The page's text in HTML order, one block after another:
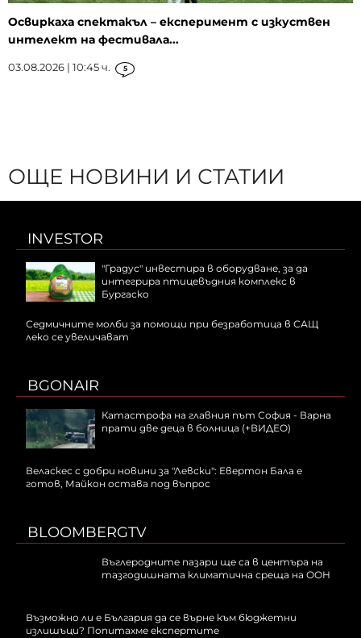
Освиркаха спектакъл – експеримент с изкуствен
интелект на фестивала...
03.08.2026 | 10:45 ч. 5
ОЩЕ НОВИНИ И СТАТИИ
INVESTOR
"Градус" инвестира в оборудване, за да
интегрира птицевъдния комплекс в
Бургаско
Седмичните молби за помощи при безработица в САЩ
леко се увеличават
BGONAIR
Катастрофа на главния път София - Варна
прати две деца в болница (+ВИДЕО)
Веласкес с добри новини за "Левски": Евертон Бала е
готов, Майкон остава под въпрос
BLOOMBERGTV
Въглеродните пазари ще са в центъра на
тазгодишната климатична среща на ООН
Възможно ли е България да се върне към бюджетни
излишъци? Попитахме експертите